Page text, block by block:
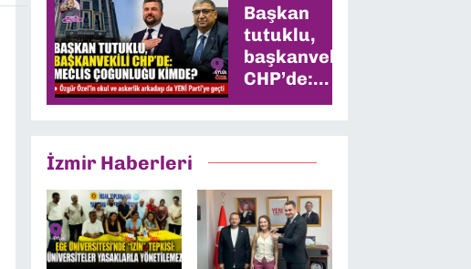
Başkan
tutuklu,
başkanvekili
CHP’de:
Meclis
İzmir Haberleri